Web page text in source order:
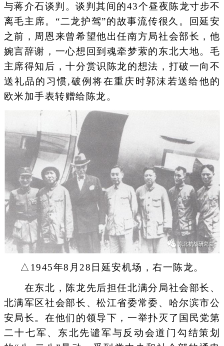
与蒋介石谈判。谈判其间的43个昼夜陈龙寸步不
离毛主席。“二龙护驾”的故事流传很久。回延安
之前，周恩来曾希望他出任南方局社会部长，他
婉言辞谢，一心想回到魂牵梦萦的东北大地。毛
主席得知后，十分赏识陈龙的想法，打破一向不
送礼品的习惯,破例将在重庆时郭沫若送给他的
欧米加手表转赠给陈龙。
△1945年8月28日延安机场，右一陈龙。
在东北，陈龙先后担任北满分局社会部长、
北满军区社会部长、松江省委常委、哈尔滨市公
安局长。在他们的领导下，一举扑灭了国民党第
二十七军、东北先谴军与反动会道门勾结策划